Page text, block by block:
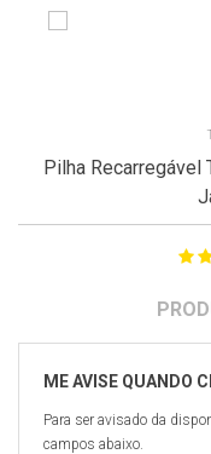
Pilha Recarregável
Para ser avisado da
campos abaixo.